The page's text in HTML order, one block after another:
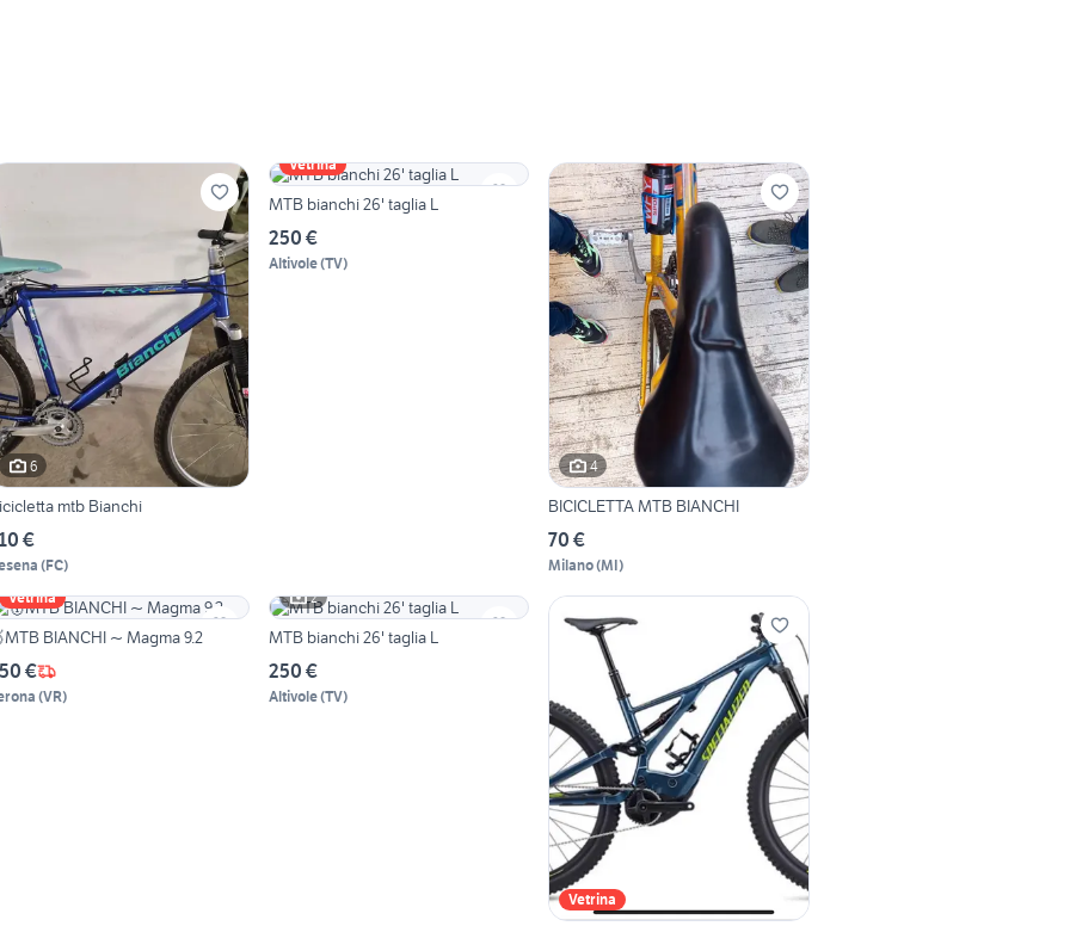
6
mtb Bianchi
€
(FC)
Vetrina
MTB bianchi 26' taglia L
250 €
Altivole(TV)
4
BICICLETTA MTB BIANCHI
70 €
Milano(MI)
Vetrina
🥇MTB BIANCHI ~ Magma 9.2
€
(VR)
2
MTB bianchi 26' taglia L
250 €
Altivole(TV)
Vetrina